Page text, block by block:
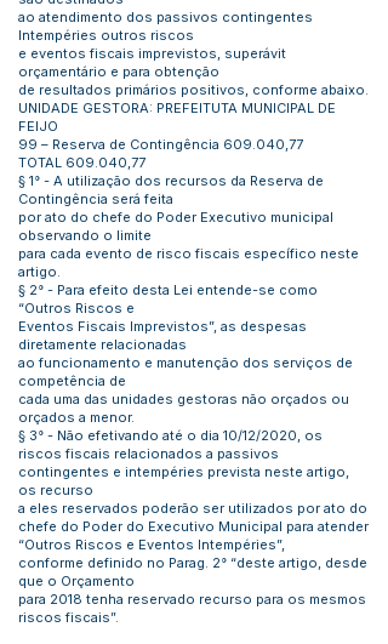
ao atendimento dos passivos contingentes
Intempéries outros riscos
e eventos fiscais imprevistos, superávit
orçamentário e para obtenção
de resultados primários positivos, conforme abaixo.
UNIDADE GESTORA: PREFEITUTA MUNICIPAL DE
FEIJO
99 – Reserva de Contingência 609.040,77
TOTAL 609.040,77
§ 1° - A utilização dos recursos da Reserva de
Contingência será feita
por ato do chefe do Poder Executivo municipal
observando o limite
para cada evento de risco fiscais específico neste
artigo.
§ 2° - Para efeito desta Lei entende-se como
“Outros Riscos e
Eventos Fiscais Imprevistos”, as despesas
diretamente relacionadas
ao funcionamento e manutenção dos serviços de
competência de
cada uma das unidades gestoras não orçados ou
orçados a menor.
§ 3° - Não efetivando até o dia 10/12/2020, os
riscos fiscais relacionados a passivos
contingentes e intempéries prevista neste artigo,
os recurso
a eles reservados poderão ser utilizados por ato do
chefe do Poder do Executivo Municipal para atender
“Outros Riscos e Eventos Intempéries”,
conforme definido no Parag. 2° “deste artigo, desde
que o Orçamento
para 2018 tenha reservado recurso para os mesmos
riscos fiscais”.